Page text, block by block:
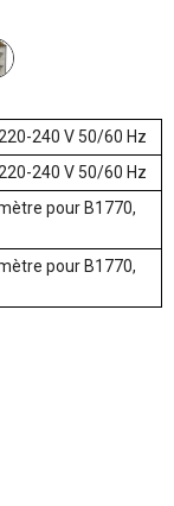
240 V 50/60 Hz
240 V 50/60 Hz
pour B1770,
pour B1770,